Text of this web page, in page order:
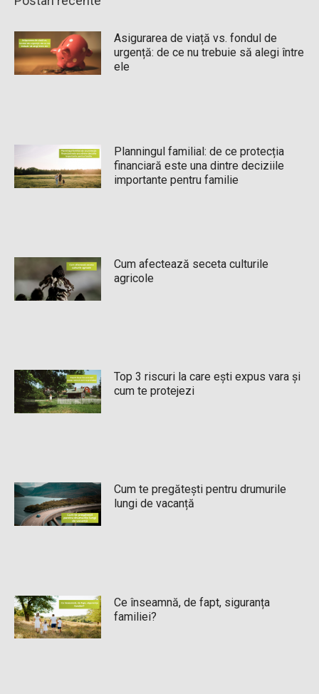
Asigurarea de viață vs. fondul de
urgență: de ce nu trebuie să alegi între
ele
Planningul familial: de ce protecția
financiară este una dintre deciziile
importante pentru familie
Cum afectează seceta culturile
agricole
Top 3 riscuri la care ești expus vara și
cum te protejezi
Cum te pregătești pentru drumurile
lungi de vacanță
Ce înseamnă, de fapt, siguranța
familiei?